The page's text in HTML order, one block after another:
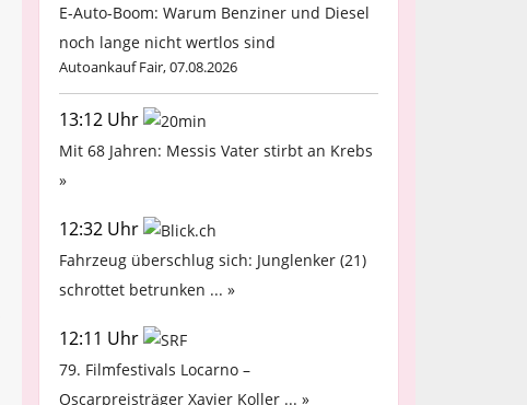
E-Auto-Boom: Warum Benziner und Diesel
noch lange nicht wertlos sind
Autoankauf Fair, 07.08.2026
13:12 Uhr
Mit 68 Jahren: Messis Vater stirbt an Krebs
»
12:32 Uhr
Fahrzeug überschlug sich: Junglenker (21)
schrottet betrunken ... »
12:11 Uhr
79. Filmfestivals Locarno –
Oscarpreisträger Xavier Koller ... »